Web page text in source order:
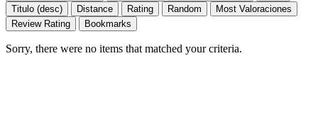
Titulo (desc)
Distance Rating Random
Most Valoraciones
Review Rating
Bookmarks
Sorry, there were no items that matched your criteria.